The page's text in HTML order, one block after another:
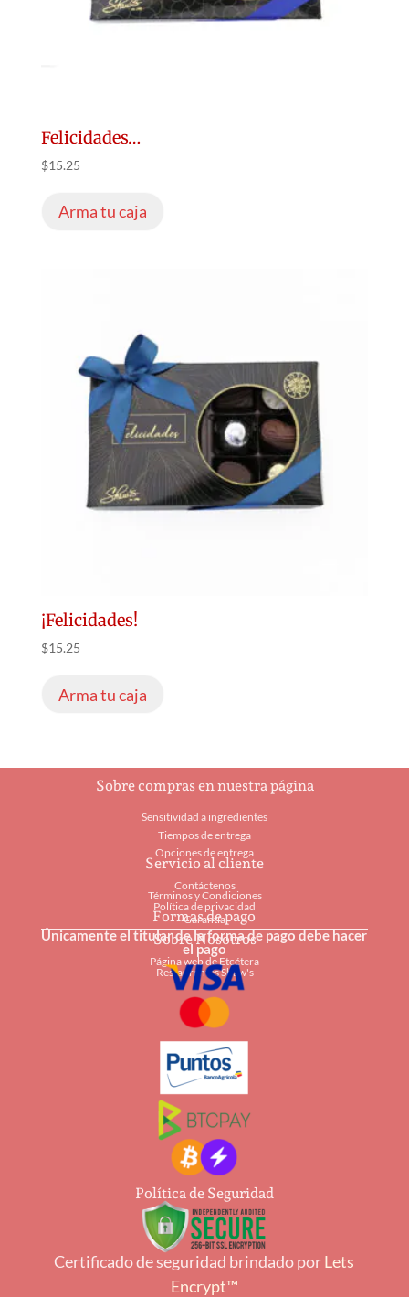
Felicidades…
$15.25
Arma tu caja
¡Felicidades!
$15.25
Arma tu caja
Sobre compras en nuestra página
Sensitividad a ingredientes
Tiempos de entrega
Opciones de entrega
Servicio al cliente
Contáctenos
Términos y Condiciones
Política de privacidad
Garantía
Sobre Nosotros
Página web de Etcétera
Restaurantes Shaw's
Formas de pago
Únicamente el titular de la forma de pago debe hacer
el pago
Política de Seguridad
Certificado de seguridad brindado porLets
Encrypt™